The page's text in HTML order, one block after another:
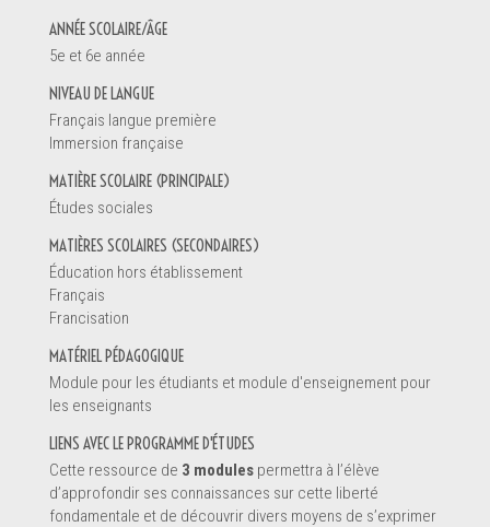
Une direction d'école
Un parent
Un étudiant
Autre
Renseignements
ANNÉE SCOLAIRE/ÂGE
5e et 6e année
NIVEAU DE LANGUE
Français langue première
Immersion française
MATIÈRE SCOLAIRE (PRINCIPALE)
Études sociales
MATIÈRES SCOLAIRES (SECONDAIRES)
Éducation hors établissement
Français
Francisation
MATÉRIEL PÉDAGOGIQUE
Module pour les étudiants et module d'enseignement pour
les enseignants
LIENS AVEC LE PROGRAMME D'ÉTUDES
Cette ressource de 3 modules permettra à l’élève
d’approfondir ses connaissances sur cette liberté
fondamentale et de découvrir divers moyens de s’exprimer